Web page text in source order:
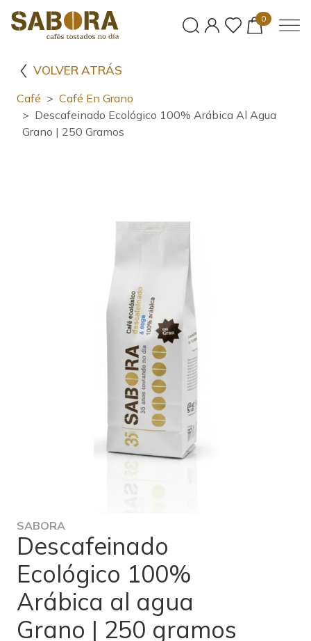
0
VOLVER ATRÁS
Café
Café En Grano
Descafeinado Ecológico 100% Arábica Al Agua
Grano | 250 Gramos
SABORA
Descafeinado
Ecológico 100%
Arábica al agua
Grano | 250 gramos